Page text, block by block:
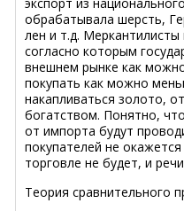
обрабатывала шерсть,
лен и т.д.
согласно которым
внешнем рынке как
покупать как можно
накапливаться золото,
богатством. Понятно,
от импорта будут
покупателей не
торговле не будет, и
Теория сравнительного